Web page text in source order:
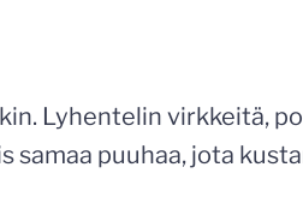
Lyhentelin virkkeitä,
samaa puuhaa, jota